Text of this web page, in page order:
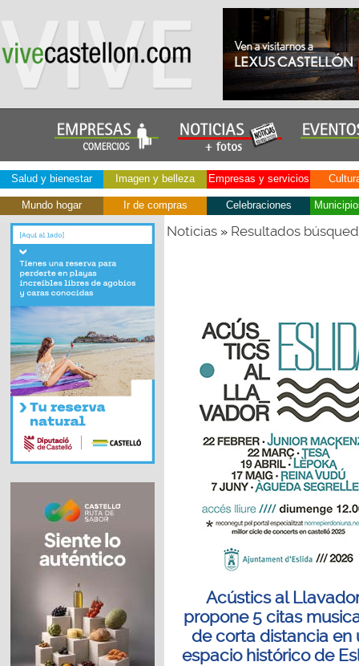
Salud y bienestar Imagen y belleza Empresas y servicios
Mundo hogar Ir de compras Celebraciones
Noticias» Resultados
Acústics al
propone 5 citas
de corta distancia en
espacio histórico de